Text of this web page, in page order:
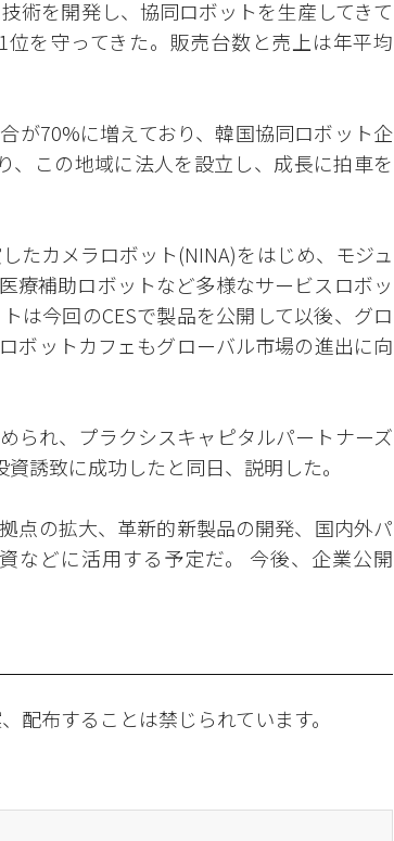
術を開発し、協同ロボットを生産してきて
を守ってきた。販売台数と売上は年平均
が70%に増えており、韓国協同ロボット企
、この地域に法人を設立し、成長に拍車を
たカメラロボット(NINA)をはじめ、モジュ
療補助ロボットなど多様なサービスロボッ
は今回のCESで製品を公開して以後、グロ
ボットカフェもグローバル市場の進出に向
られ、プラクシスキャピタルパートナーズ
誘致に成功したと同日、説明した。
点の拡大、革新的新製品の開発、国内外パ
などに活用する予定だ。 今後、企業公開
配布することは禁じられています。